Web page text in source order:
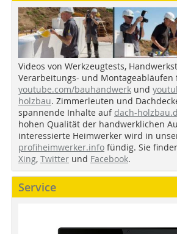
Videos von Werkzeugtests,
Verarbeitungs- und Montageabläufen
youtube.com/bauhandwerk und
holzbau. Zimmerleuten und
spannende Inhalte auf dach-
hohen Qualität der handwerklichen
interessierte Heimwerker wird in
profiheimwerker.info fündig. Sie
Xing, Twitter und Facebook.
Service